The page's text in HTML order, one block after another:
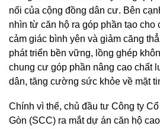
nối của cộng đồng dân cư. Bên
nhìn từ căn hộ ra góp phần tạo cho
cảm giác bình yên và giảm căng
phát triển bền vững, lồng ghép
chung cư góp phần nâng cao chất
dân, tăng cường sức khỏe về mặt
Chính vì thế, chủ đầu tư Công ty
Gòn (SCC) ra mắt dự án căn hộ